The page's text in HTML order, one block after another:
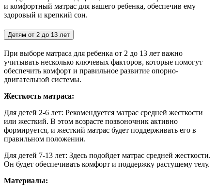
и комфортный матрас для вашего ребенка, обеспечив ему
здоровый и крепкий сон.
Детям от 2 до 13 лет
При выборе матраса для ребенка от 2 до 13 лет важно
учитывать несколько ключевых факторов, которые помогут
обеспечить комфорт и правильное развитие опорно-
двигательной системы.
Жесткость матраса:
Для детей 2-6 лет: Рекомендуется матрас средней жесткости
или жесткий. В этом возрасте позвоночник активно
формируется, и жесткий матрас будет поддерживать его в
правильном положении.
Для детей 7-13 лет: Здесь подойдет матрас средней жесткости.
Он будет обеспечивать комфорт и поддержку растущему телу.
Материалы: